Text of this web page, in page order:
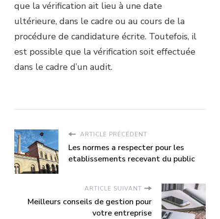
que la vérification ait lieu à une date
ultérieure, dans le cadre ou au cours de la
procédure de candidature écrite. Toutefois, il
est possible que la vérification soit effectuée
dans le cadre d’un audit.
ARTICLE PRÉCÉDENT
Les normes a respecter pour les
etablissements recevant du public
ARTICLE SUIVANT
Meilleurs conseils de gestion pour
votre entreprise